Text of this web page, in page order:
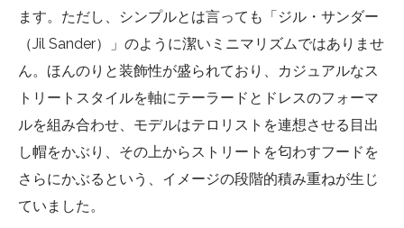
ます。ただし、シンプルとは言っても「ジル・サンダー
（Jil Sander）」のように潔いミニマリズムではありませ
ん。ほんのりと装飾性が盛られており、カジュアルなス
トリートスタイルを軸にテーラードとドレスのフォーマ
ルを組み合わせ、モデルはテロリストを連想させる目出
し帽をかぶり、その上からストリートを匂わすフードを
さらにかぶるという、イメージの段階的積み重ねが生じ
ていました。